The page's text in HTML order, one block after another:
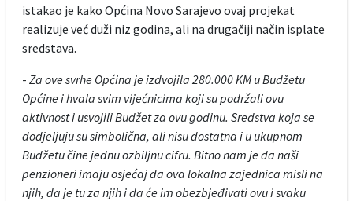
istakao je kako Općina Novo Sarajevo ovaj projekat
realizuje već duži niz godina, ali na drugačiji način isplate
sredstava.
- Za ove svrhe Općina je izdvojila 280.000 KM u Budžetu
Općine i hvala svim vijećnicima koji su podržali ovu
aktivnost i usvojili Budžet za ovu godinu. Sredstva koja se
dodjeljuju su simbolična, ali nisu dostatna i u ukupnom
Budžetu čine jednu ozbiljnu cifru. Bitno nam je da naši
penzioneri imaju osjećaj da ova lokalna zajednica misli na
njih, da je tu za njih i da će im obezbjeđivati ovu i svaku